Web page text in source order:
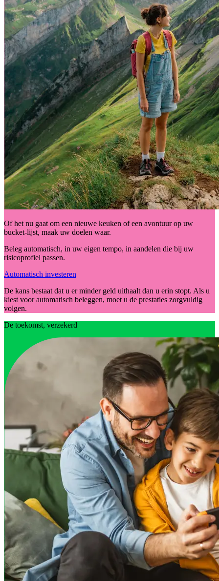
Of het nu gaat om een nieuwe keuken of een avontuur op uw
bucket-lijst, maak uw doelen waar.
Beleg automatisch, in uw eigen tempo, in aandelen die bij uw
risicoprofiel passen.
Automatisch investeren
De kans bestaat dat u er minder geld uithaalt dan u erin stopt. Als u
kiest voor automatisch beleggen, moet u de prestaties zorgvuldig
volgen.
De toekomst, verzekerd